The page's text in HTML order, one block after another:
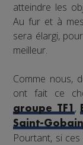
atteindre les
Au fur et à
sera élargi,
meilleur.
Comme nous,
ont fait ce
groupe TF1 ,
Saint-Gobain
Pourtant, si